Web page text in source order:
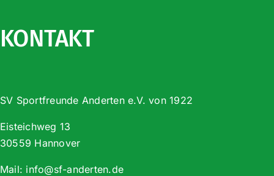
KONTAKT
SV Sportfreunde Anderten e.V. von 1922
Eisteichweg 13
30559 Hannover
Mail: info@sf-anderten.de